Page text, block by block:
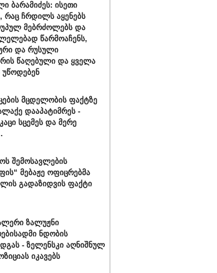
ბარამიძეს: ისეთი
რაც ჩრდილს აყენებს
მებრძოლებს და
წარმოაჩენს,
და რუსული
წაღებული და ყველა
მცდელობის ფაქტზე
დააპატიმრეს -
სცემეს და მერე
შემოსავლების
მებაჟე ოფიცრებმა
გადაზიდვის ფაქტი
ზალუჟნი
ნდობის
- ზელენსკი აღნიშნულ
იკავებს